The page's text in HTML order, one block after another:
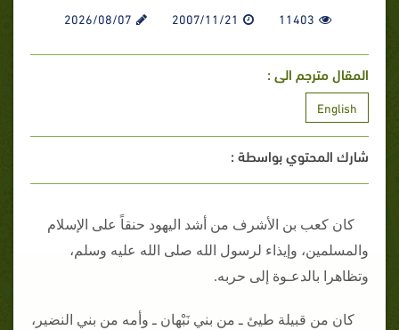
11403
2007/11/21
2026/08/07
المقال مترجم الى :
English
شارك المحتوي بواسطة :
كان كعب بن الأشرف من أشد اليهود حنقاً على الإسلام
والمسلمين، وإيذاء لرسول الله صلى الله عليه وسلم،
وتظاهرا بالدعـوة إلى حربه‏.‏
كان من قبيلة طيئ ـ من بني نَبْهان ـ وأمه من بني النضير،